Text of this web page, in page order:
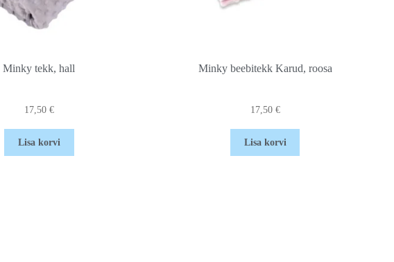
Minky tekk, hall
17,50 €
Lisa korvi
Minky beebitekk Karud, roosa
17,50 €
Lisa korvi